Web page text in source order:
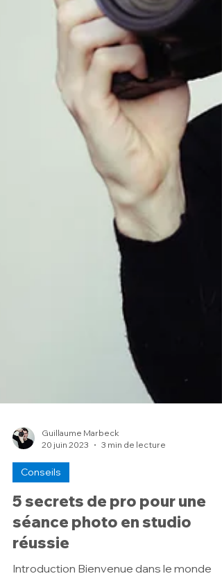
Guillaume Marbeck
Conseils
5 secrets de pro pour une
séance photo en studio